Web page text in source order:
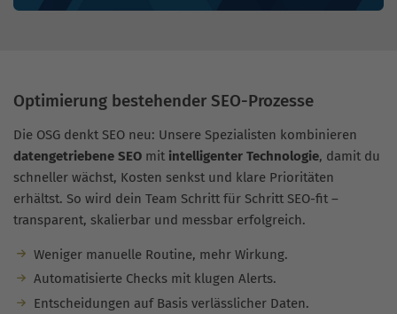
Optimierung bestehender SEO-Prozesse
Die OSG denkt SEO neu: Unsere Spezialisten kombinieren
datengetriebene SEO mit intelligenter Technologie, damit du
schneller wächst, Kosten senkst und klare Prioritäten
erhältst. So wird dein Team Schritt für Schritt SEO-fit –
transparent, skalierbar und messbar erfolgreich.
Weniger manuelle Routine, mehr Wirkung.
Automatisierte Checks mit klugen Alerts.
Entscheidungen auf Basis verlässlicher Daten.